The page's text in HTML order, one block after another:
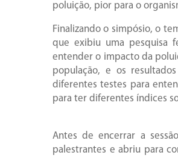
poluição, pior para o
Finalizando o simpósio, o
que exibiu uma pesquisa
entender o impacto da
população, e os
diferentes testes para
para ter diferentes índices
Antes de encerrar a
palestrantes e abriu para